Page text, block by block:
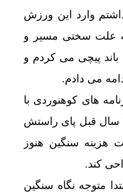
وارد این ورزش
علت سختی مسیر و
باند پیچی می کردم و
می دادم.
های کوهنوردی با
همان دکتری می گوید که ۲۰ سال قبل پای راستش
هزینه سنگین هنوز
کند.
متوجه نگاه سنگین